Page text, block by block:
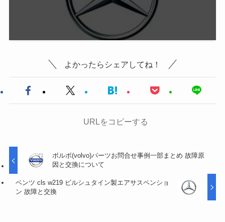
よかったらシェアしてね！
URLをコピーする
ボルボ(volvo)パーツお問合せ事例一部まとめ 故障原
因と交換について
ベンツ cls w219 ビルシュタイン製エアサスペンショ
ン 故障と交換